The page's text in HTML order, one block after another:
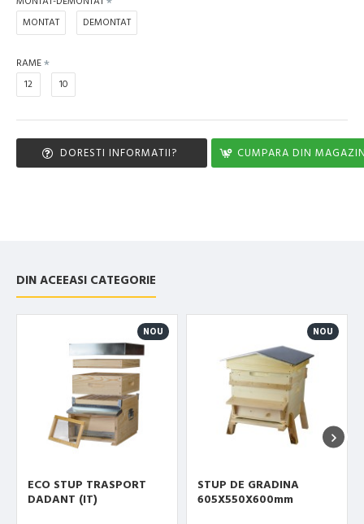
MONTAT
DEMONTAT
RAME
12
10
DORESTI INFORMATII? CUMPARA DIN
DIN ACEEASI CATEGORIE
NOU
ECO STUP TRASPORT
DADANT (IT)
NOU
STUP DE GRADINA
605X550X600mm